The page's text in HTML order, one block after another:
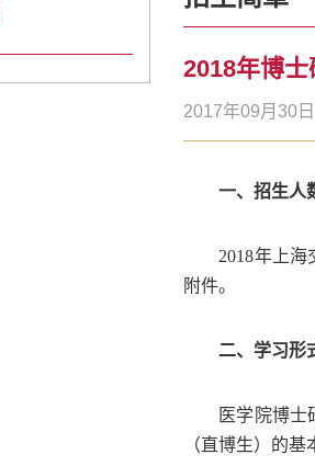
2018年博
2017年09月30日
一、招生人
2018年上海
附件。
二、学习形
医学院博士
（直博生）的